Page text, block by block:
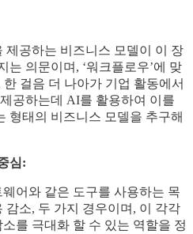
제공하는 비즈니스 모델이 이 장
는 의문이며, ‘워크플로우’에 맞
걸음 더 나아가 기업 활동에서
공하는데 AI를 활용하여 이를
형태의 비즈니스 모델을 추구해
심:
어와 같은 도구를 사용하는 목
감소, 두 가지 경우이며, 이 각각
를 극대화 할 수 있는 역할을 정